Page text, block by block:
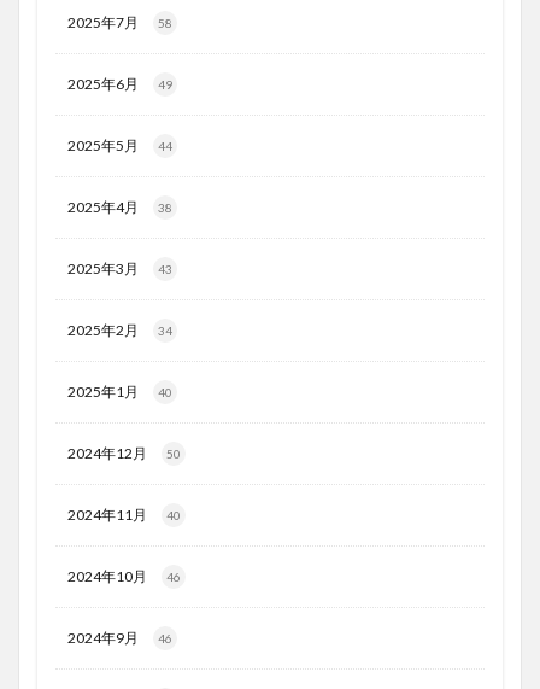
2025年7月 58
2025年6月 49
2025年5月 44
2025年4月 38
2025年3月 43
2025年2月 34
2025年1月 40
2024年12月 50
2024年11月 40
2024年10月 46
2024年9月 46